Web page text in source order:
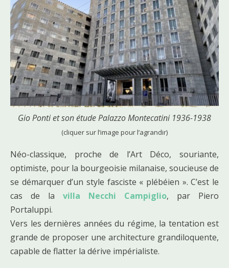
Gio Ponti et son étude Palazzo Montecatini 1936-1938
(cliquer sur l’image pour l’agrandir)
Néo-classique, proche de l’Art Déco, souriante,
optimiste, pour la bourgeoisie milanaise, soucieuse de
se démarquer d’un style fasciste « plébéien ». C’est le
cas de la villa Necchi Campiglio, par Piero
Portaluppi.
Vers les dernières années du régime, la tentation est
grande de proposer une architecture grandiloquente,
capable de flatter la dérive impérialiste.